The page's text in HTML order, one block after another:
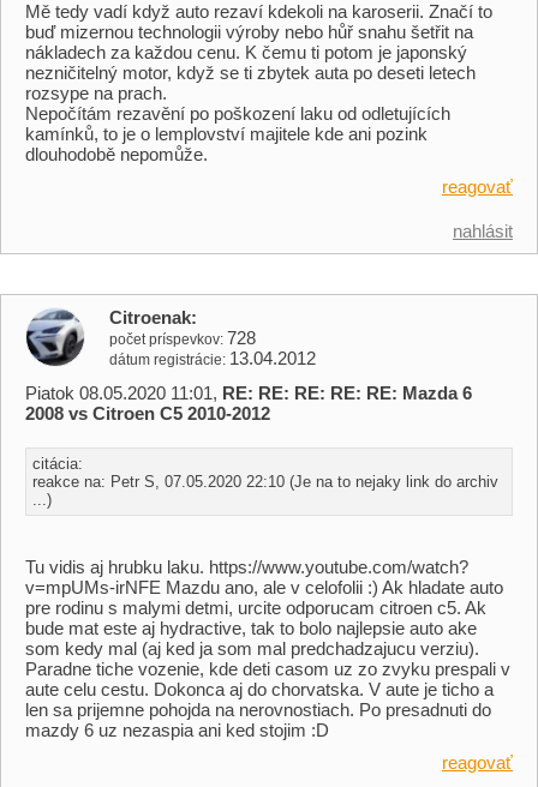
Mě tedy vadí když auto rezaví kdekoli na karoserii. Značí to
buď mizernou technologii výroby nebo hůř snahu šetřit na
nákladech za každou cenu. K čemu ti potom je japonský
nezničitelný motor, když se ti zbytek auta po deseti letech
rozsype na prach.
Nepočítám rezavění po poškození laku od odletujících
kamínků, to je o lemplovství majitele kde ani pozink
dlouhodobě nepomůže.
reagovať
nahlásit
Citroenak
počet príspevkov 728
dátum registrácie 13.04.2012
Piatok 08.05.2020 11:01, RE: RE: RE: RE: RE: Mazda 6
2008 vs Citroen C5 2010-2012
citácia:
reakce na: Petr S, 07.05.2020 22:10 (Je na to nejaky link do archiv
...)
Tu vidis aj hrubku laku. https://www.youtube.com/watch?
v=mpUMs-irNFE Mazdu ano, ale v celofolii :) Ak hladate auto
pre rodinu s malymi detmi, urcite odporucam citroen c5. Ak
bude mat este aj hydractive, tak to bolo najlepsie auto ake
som kedy mal (aj ked ja som mal predchadzajucu verziu).
Paradne tiche vozenie, kde deti casom uz zo zvyku prespali v
aute celu cestu. Dokonca aj do chorvatska. V aute je ticho a
len sa prijemne pohojda na nerovnostiach. Po presadnuti do
mazdy 6 uz nezaspia ani ked stojim :D
reagovať